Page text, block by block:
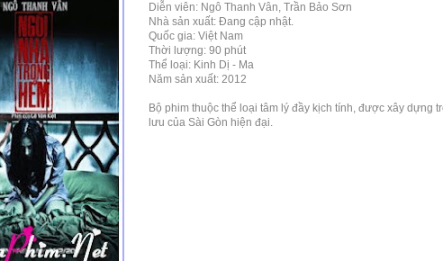
Diễn viên: Ngô Thanh Vân, Trần Bảo Sơn
Nhà sản xuất: Đang cập nhật.
Quốc gia: Việt Nam
Thời lượng: 90 phút
Thể loại: Kinh Dị - Ma
Năm sản xuất: 2012
Bộ phim thuộc thể loại tâm lý đầy kịch tính, được xây dựng
lưu của Sài Gòn hiện đại.